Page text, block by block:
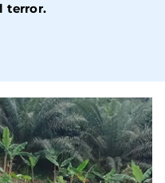
terror.